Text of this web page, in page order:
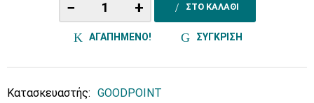
− + ΣΤΟ ΚΑΛΑΘΙ
ΑΓΑΠΗΜΕΝΟ! ΣΥΓΚΡΙΣΗ
Κατασκευαστής: GOODPOINT